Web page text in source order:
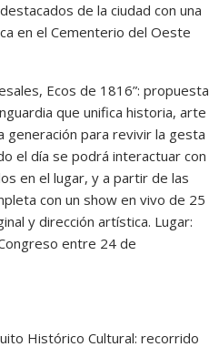
de la ciudad con una
en el Cementerio del Oeste
Ecos de 1816”: propuesta
que unifica historia, arte
generación para revivir la gesta
el día se podrá interactuar con
en el lugar, y a partir de las
con un show en vivo de 25
y dirección artística. Lugar:
entre 24 de
Histórico Cultural: recorrido